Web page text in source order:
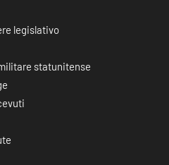
legislativo
statunitense